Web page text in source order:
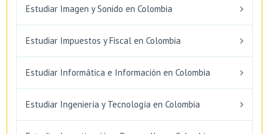
Estudiar Imagen y Sonido en Colombia
Estudiar Impuestos y Fiscal en Colombia
Estudiar Informática e Información en Colombia
Estudiar Ingeniería y Tecnología en Colombia